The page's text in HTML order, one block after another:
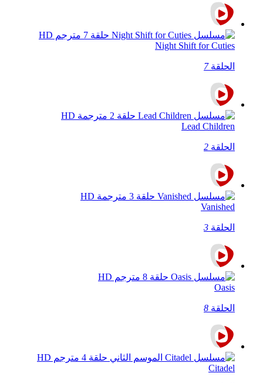
Night Shift for Cuties
الحلقة7
Lead Children
الحلقة 2
Vanished
الحلقة 3
Oasis
الحلقة 8
Citadel